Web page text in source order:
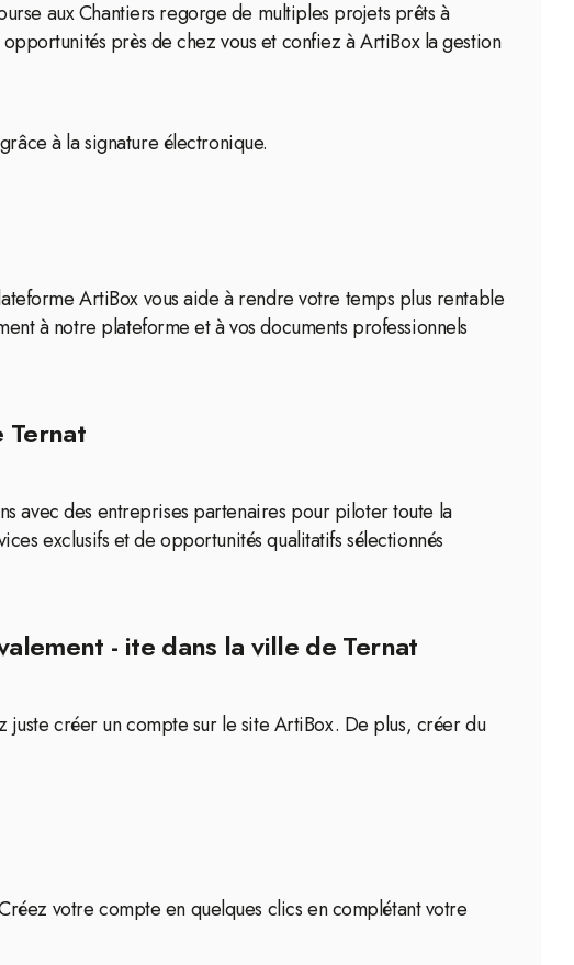
aux Chantiers regorge de multiples projets prêts à
près de chez vous et confiez à ArtiBox la gestion
à la signature électronique.
ArtiBox vous aide à rendre votre temps plus rentable
à notre plateforme et à vos documents professionnels
Ternat
avec des entreprises partenaires pour piloter toute la
exclusifs et de opportunités qualitatifs sélectionnés
- ite dans la ville de Ternat
juste créer un compte sur le site ArtiBox. De plus, créer du
votre compte en quelques clics en complétant votre